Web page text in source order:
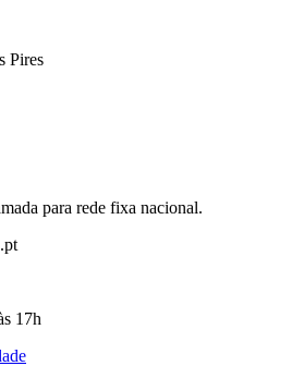
Pires
para rede fixa nacional.
17h